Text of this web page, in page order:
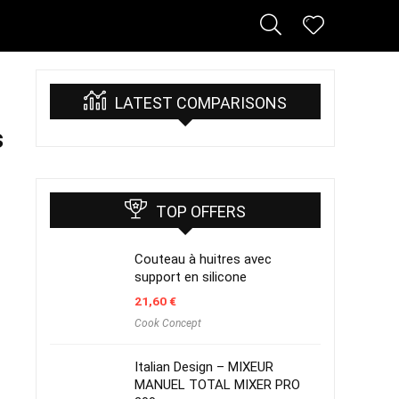
LATEST COMPARISONS
TOP OFFERS
Couteau à huitres avec
support en silicone
21,60€
Cook Concept
Italian Design – MIXEUR
MANUEL TOTAL MIXER PRO